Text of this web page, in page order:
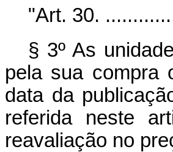
"Art. 30.
§ 3º As
pela sua compra
data da
referida neste
reavaliação no